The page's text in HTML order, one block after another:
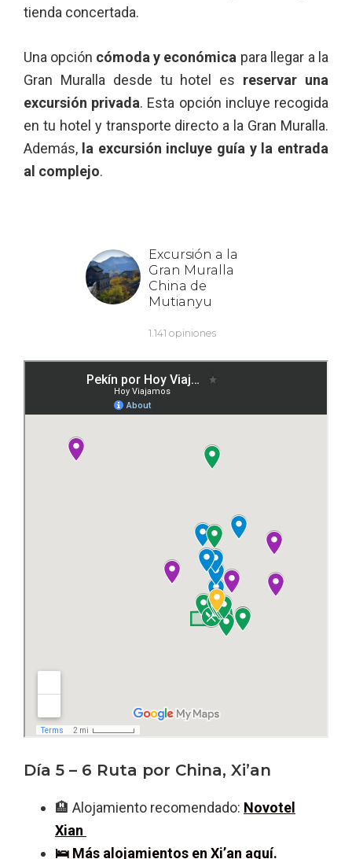
tienda concertada.
Una opción cómoda y económica para llegar a la
Gran Muralla desde tu hotel es reservar una
excursión privada. Esta opción incluye recogida
en tu hotel y transporte directo a la Gran Muralla.
Además, la excursión incluye guía y la entrada
al complejo.
Día 5 – 6 Ruta por China, Xi’an
🏨 Alojamiento recomendado: Novotel
Xian
🛌 Más alojamientos en Xi’an aquí.